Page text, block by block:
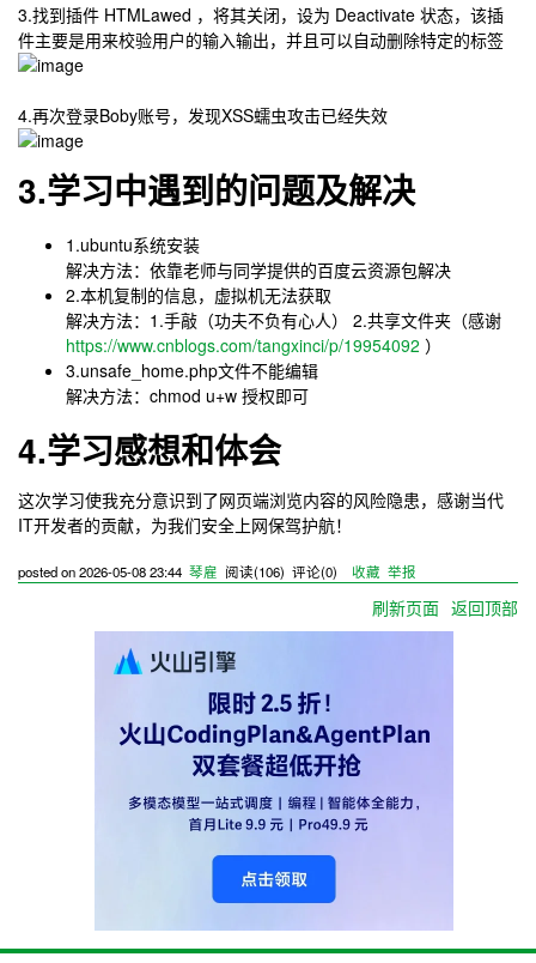
3.找到插件 HTMLawed ，将其关闭，设为 Deactivate 状态，该插
件主要是用来校验用户的输入输出，并且可以自动删除特定的标签
4.再次登录Boby账号，发现XSS蠕虫攻击已经失效
3.学习中遇到的问题及解决
1.ubuntu系统安装
解决方法：依靠老师与同学提供的百度云资源包解决
2.本机复制的信息，虚拟机无法获取
解决方法：1.手敲（功夫不负有心人） 2.共享文件夹（感谢
https://www.cnblogs.com/tangxinci/p/19954092 ）
3.unsafe_home.php文件不能编辑
解决方法：chmod u+w 授权即可
4.学习感想和体会
这次学习使我充分意识到了网页端浏览内容的风险隐患，感谢当代
IT开发者的贡献，为我们安全上网保驾护航！
posted on2026-05-08 23:44 琴雇 阅读(106) 评论(0) 收藏 举报
刷新页面 返回顶部